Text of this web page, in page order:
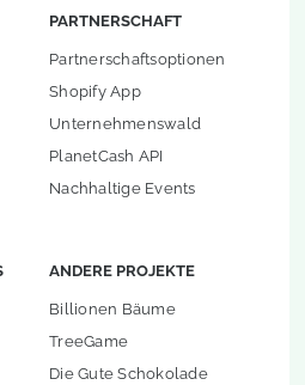
PARTNERSCHAFT
Partnerschaftsoptionen
Shopify App
Unternehmenswald
PlanetCash API
Nachhaltige Events
ANDERE PROJEKTE
Billionen Bäume
TreeGame
Die Gute Schokolade